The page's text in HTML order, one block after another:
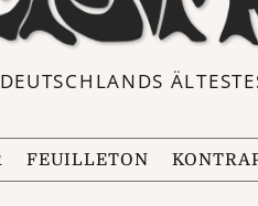
FEUILLETON